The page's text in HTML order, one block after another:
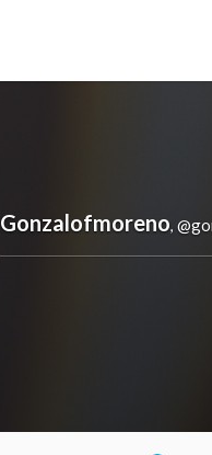
Gonzalofmoreno,